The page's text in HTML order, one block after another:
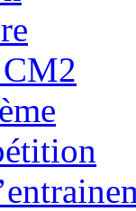
CM2